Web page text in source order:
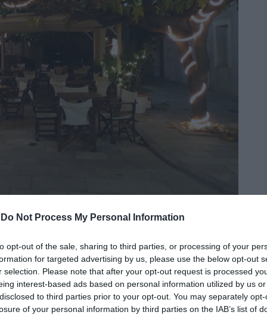
Do Not Process My Personal Information
opt-out of the sale, sharing to third parties, or processing of your
for targeted advertising by us, please use the below opt-out
selection. Please note that after your opt-out request is processed
interest-based ads based on personal information utilized by us
to third parties prior to your opt-out. You may separately
of your personal information by third parties on the IAB’s list of
του καιρού, καθώς ισχυροί άνεμοι
Δεν ταξιδεύουν σήμερα Δευτέρα 28
ισχύει μέχρι τις 4 το απόγευμα.